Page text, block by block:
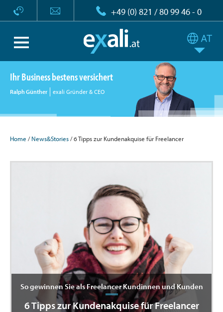
+49 (0) 821 / 80 99 46 - 0
Ihr Business bestens versichert
Ralph Günther exali Gründer & CEO
Home /News&Stories/ 6 Tipps zur Kundenakquise für Freelancer
So gewinnen Sie als Freelancer Kundinnen und Kunden
6 Tipps zur Kundenakquise für Freelancer